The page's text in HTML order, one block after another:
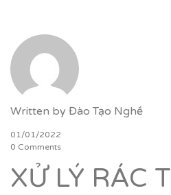
Written by Đào Tạo Nghề
01/01/2022
0 Comments
XỬ LÝ RÁC